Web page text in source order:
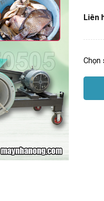
Liên
Chọn